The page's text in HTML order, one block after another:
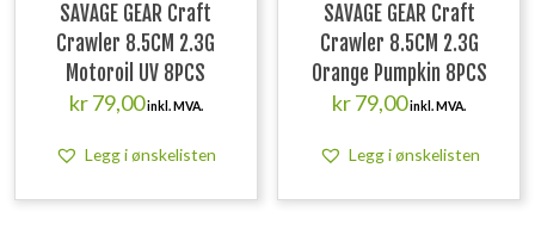
SAVAGE GEAR Craft
Crawler 8.5CM 2.3G
Motoroil UV 8PCS
kr79,00inkl. MVA.
Legg i ønskelisten
SAVAGE GEAR Craft
Crawler 8.5CM 2.3G
Orange Pumpkin 8PCS
kr79,00inkl. MVA.
Legg i ønskelisten